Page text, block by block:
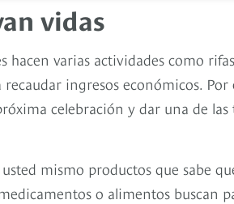
vidas
hacen varias actividades como
recaudar ingresos económicos.
celebración y dar una de
mismo productos que sabe
o alimentos buscan